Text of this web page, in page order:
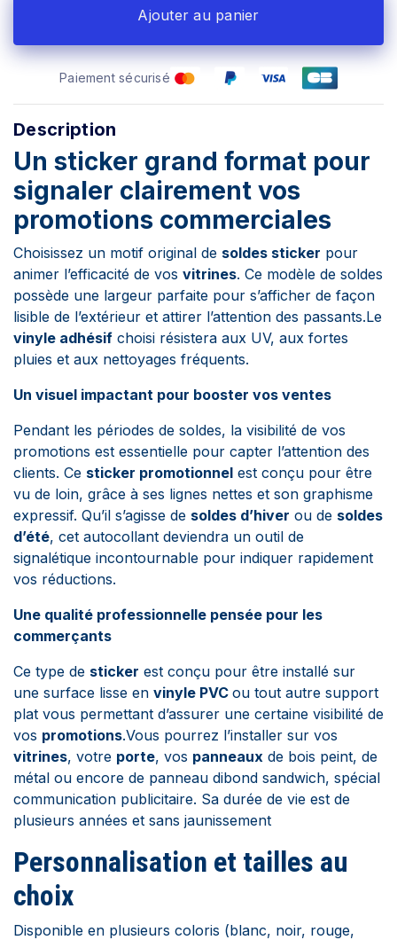
Ajouter au panier
Paiement sécurisé
Description
Un sticker grand format pour
signaler clairement vos
promotions commerciales
Choisissez un motif original de soldes sticker pour
animer l’efficacité de vos vitrines. Ce modèle de soldes
possède une largeur parfaite pour s’afficher de façon
lisible de l’extérieur et attirer l’attention des passants.Le
vinyle adhésif choisi résistera aux UV, aux fortes
pluies et aux nettoyages fréquents.
Un visuel impactant pour booster vos ventes
Pendant les périodes de soldes, la visibilité de vos
promotions est essentielle pour capter l’attention des
clients. Ce sticker promotionnel est conçu pour être
vu de loin, grâce à ses lignes nettes et son graphisme
expressif. Qu’il s’agisse de soldes d’hiver ou de soldes
d’été, cet autocollant deviendra un outil de
signalétique incontournable pour indiquer rapidement
vos réductions.
Une qualité professionnelle pensée pour les
commerçants
Ce type de sticker est conçu pour être installé sur
une surface lisse en vinyle PVC ou tout autre support
plat vous permettant d’assurer une certaine visibilité de
vos promotions.Vous pourrez l’installer sur vos
vitrines, votre porte, vos panneaux de bois peint, de
métal ou encore de panneau dibond sandwich, spécial
communication publicitaire. Sa durée de vie est de
plusieurs années et sans jaunissement
Personnalisation et tailles au
choix
Disponible en plusieurs coloris (blanc, noir, rouge,